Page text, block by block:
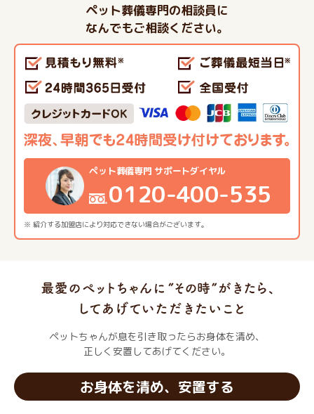
ペット葬儀専門の相談員に
なんでもご相談ください。
※ 紹介する加盟店により対応できない場合がございます。
ペット葬儀専門 サポートダイヤル
0120-400-535
ペットちゃんが息を引き取ったらお身体を清め、
正しく安置してあげてください。
お身体を清め、安置する